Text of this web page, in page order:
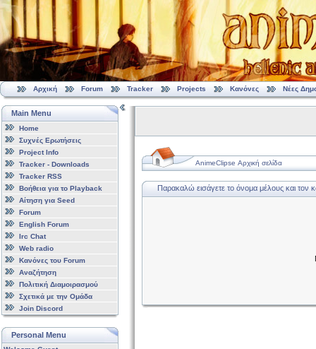
Αρχική Forum Tracker Projects Κανόνες Νέες
Main Menu
Home
Συχνές Ερωτήσεις
Project Info
Tracker - Downloads
Tracker RSS
Βοήθεια για το Playback
Αίτηση για Seed
Forum
English Forum
Irc Chat
Web radio
Κανόνες του Forum
Αναζήτηση
Πολιτική Διαμοιρασμού
Σχετικά με την Ομάδα
Join Discord
Personal Menu
AnimeClipse Αρχική σελίδα
Παρακαλώ εισάγετε το όνομα μέλους και τον